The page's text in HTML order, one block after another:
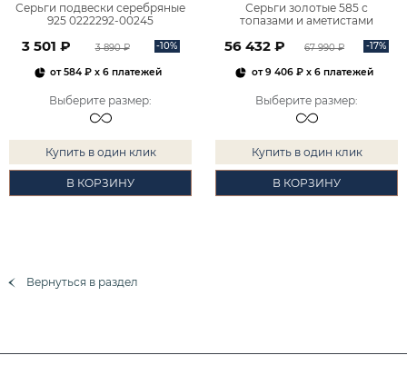
Серьги подвески серебряные
925 0222292-00245
3 501 ₽ 3 890 ₽ -10%
от584 ₽ x 6 платежей
Выберите размер:
Купить в один клик
В КОРЗИНУ
Серьги золотые 585 с
топазами и аметистами
56 432 ₽ 67 990 ₽ -17%
от9 406 ₽x 6 платежей
Выберите размер:
Купить в один клик
В КОРЗИНУ
Вернуться в раздел